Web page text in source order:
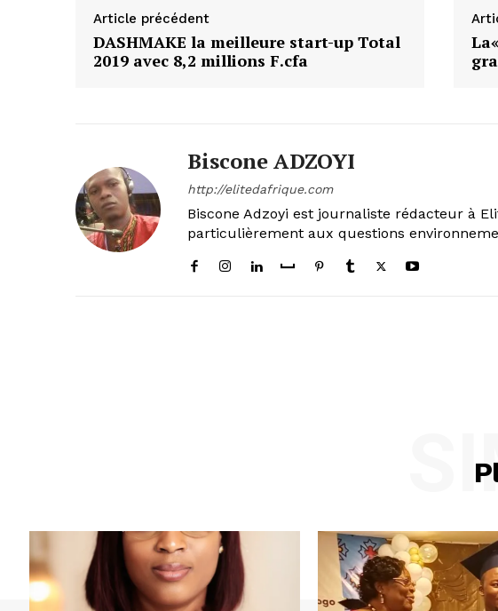
Article précédent
DASHMAKE la meilleure start-up Total
2019 avec 8,2 millions F.cfa
Biscone ADZOYI
http://elitedafrique.com
Biscone Adzoyi est journaliste rédacteur à
particulièrement aux questions